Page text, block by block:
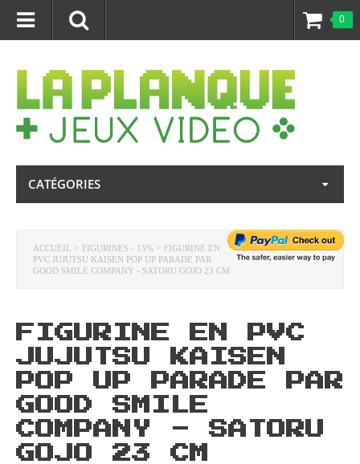
0
CATÉGORIES
ACCUEIL > FIGURINES - 15% > FIGURINE EN
PVC JUJUTSU KAISEN POP UP PARADE PAR
GOOD SMILE COMPANY - SATORU GOJO 23 CM
FIGURINE EN PVC
JUJUTSU KAISEN
POP UP PARADE PAR
GOOD SMILE
COMPANY - SATORU
GOJO 23 CM